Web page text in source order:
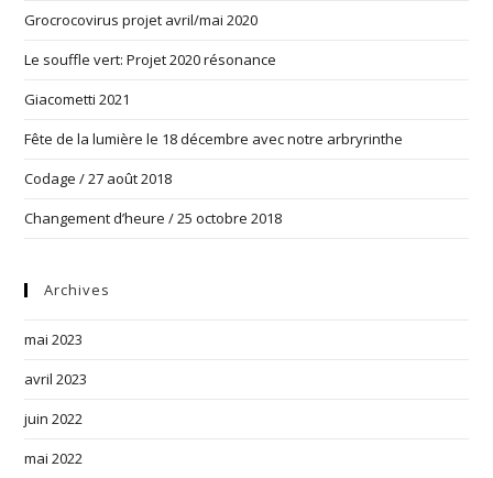
Grocrocovirus projet avril/mai 2020
Le souffle vert: Projet 2020 résonance
Giacometti 2021
Fête de la lumière le 18 décembre avec notre arbryrinthe
Codage / 27 août 2018
Changement d’heure / 25 octobre 2018
Archives
mai 2023
avril 2023
juin 2022
mai 2022